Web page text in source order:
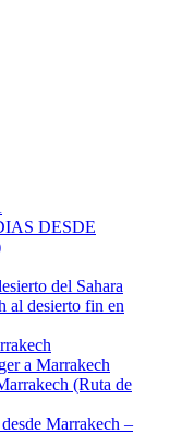
DESDE
del Sahara
al desierto fin en
a Marrakech
(Ruta de
Marrakech –